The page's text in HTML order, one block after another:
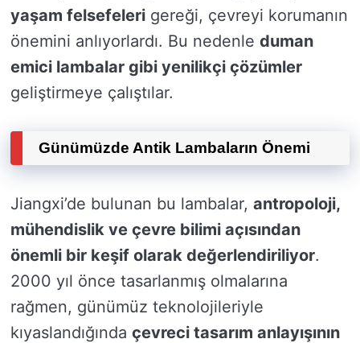
yaşam felsefeleri gereği, çevreyi korumanın
önemini anlıyorlardı. Bu nedenle duman
emici lambalar gibi yenilikçi çözümler
geliştirmeye çalıştılar.
Günümüzde Antik Lambaların Önemi
Jiangxi’de bulunan bu lambalar, antropoloji,
mühendislik ve çevre bilimi açısından
önemli bir keşif olarak değerlendiriliyor.
2000 yıl önce tasarlanmış olmalarına
rağmen, günümüz teknolojileriyle
kıyaslandığında çevreci tasarım anlayışının